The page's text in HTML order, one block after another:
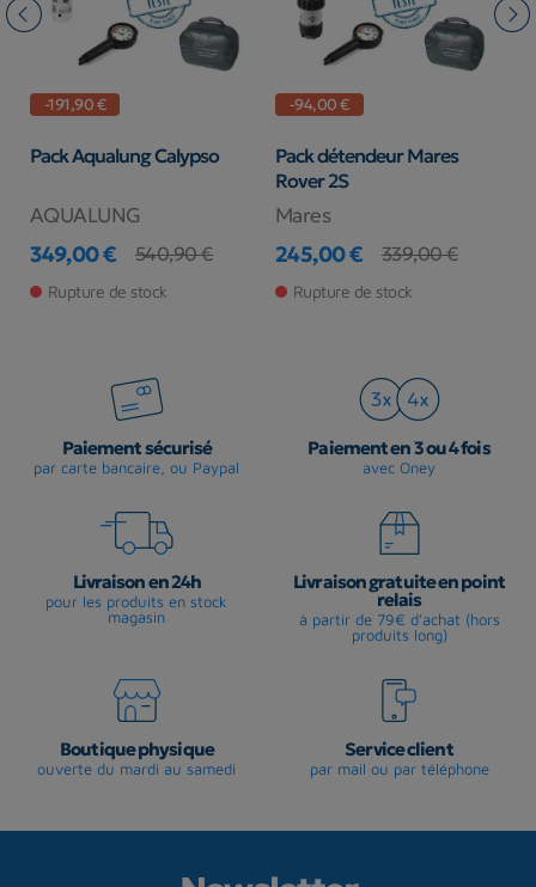
-94,00 €
Pack détendeur Mares
Mares
Prix
245,00 €
Prix de base
339,00 €
Rupture de stock
-284,00 €
Pack Aqualung Legend 3
Elite
AQUALUNG
Prix
915,00 €
Prix de base
1 199,00 €
Rupture de stock
Paiement sécurisé
par carte bancaire, ou Paypal
Paiement en 3 ou 4 fois
avec Oney
Livraison en 24h
pour les produits en stock
magasin
Livraison gratuite en point
relais
à partir de 79€ d'achat (hors
produits long)
Boutique physique
ouverte du mardi au samedi
Service client
par mail ou par téléphone